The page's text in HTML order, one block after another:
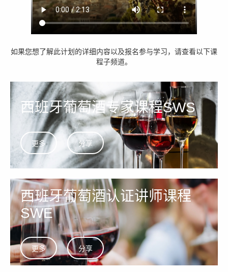
如果您想了解此计划的详细内容以及报名参与学习，请查看以下课
程子频道。
西班牙葡萄酒专家课程SWS
更多 分享
西班牙葡萄酒认证讲师课程
SWE
更多 分享